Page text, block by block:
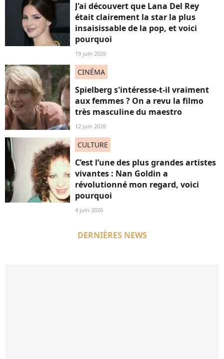
J'ai découvert que Lana Del Rey
était clairement la star la plus
insaisissable de la pop, et voici
pourquoi
19 juin 2026
CINÉMA
Spielberg s'intéresse-t-il vraiment
aux femmes ? On a revu la filmo
très masculine du maestro
12 juin 2026
CULTURE
C’est l’une des plus grandes artistes
vivantes : Nan Goldin a
révolutionné mon regard, voici
pourquoi
4 juin 2026
DERNIÈRES NEWS